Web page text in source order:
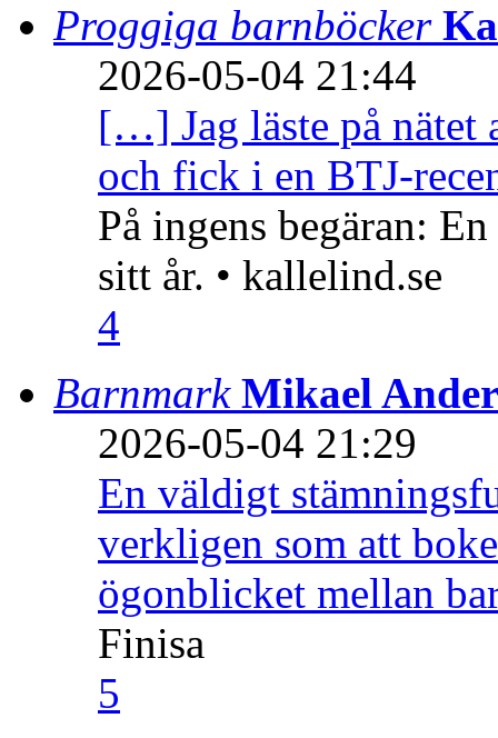
Proggiga barnböcker
2026-05-04 21:44
[…] Jag läste på nätet
och fick i en BTJ-
På ingens begäran:
sitt år. • kallelind.se
4
Barnmark Mikael
2026-05-04 21:29
En väldigt
verkligen som att
ögonblicket mellan
Finisa
5